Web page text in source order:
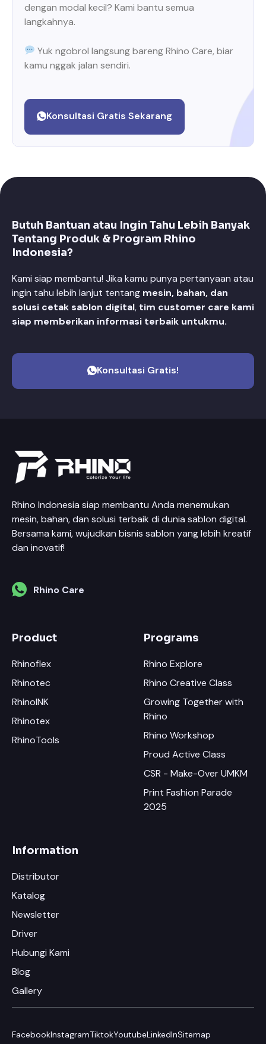
dengan modal kecil? Kami bantu semua
langkahnya.
Yuk ngobrol langsung bareng Rhino Care, biar
kamu nggak jalan sendiri.
Konsultasi Gratis Sekarang
Butuh Bantuan atau Ingin Tahu Lebih Banyak
Tentang Produk & Program Rhino
Indonesia?
Kami siap membantu! Jika kamu punya pertanyaan atau
ingin tahu lebih lanjut tentang mesin, bahan, dan
solusi cetak sablon digital, tim customer care kami
siap memberikan informasi terbaik untukmu.
Konsultasi Gratis!
Rhino Indonesia siap membantu Anda menemukan
mesin, bahan, dan solusi terbaik di dunia sablon digital.
Bersama kami, wujudkan bisnis sablon yang lebih kreatif
dan inovatif!
Rhino Care
Product
Rhinoflex
Rhinotec
RhinoINK
Rhinotex
RhinoTools
Programs
Rhino Explore
Rhino Creative Class
Growing Together with
Rhino
Rhino Workshop
Proud Active Class
CSR - Make-Over UMKM
Print Fashion Parade
2025
Information
Distributor
Katalog
Newsletter
Driver
Hubungi Kami
Blog
Gallery
FacebookInstagramTiktokYoutubeLinkedInSitemap